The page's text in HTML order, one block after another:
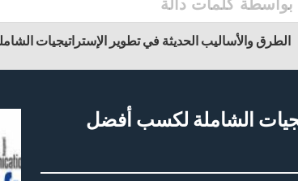
الطرق والأساليب الحديثة في تطوير الإستراتيجيات
الشاملة لكسب أفضل